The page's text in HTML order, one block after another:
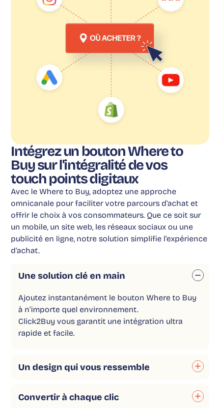
Intégrez un bouton Where to
Buy sur l'intégralité de vos
touch points digitaux
Avec le Where to Buy, adoptez une approche
omnicanale pour faciliter votre parcours d’achat et
offrir le choix à vos consommateurs. Que ce soit sur
un mobile, un site web, les réseaux sociaux ou une
publicité en ligne, notre solution simplifie l’expérience
d’achat.
Une solution clé en main
Ajoutez instantanément le bouton Where to Buy
à n’importe quel environnement.
Click2Buy vous garantit une intégration ultra
rapide et facile.
Un design qui vous ressemble
Convertir à chaque clic